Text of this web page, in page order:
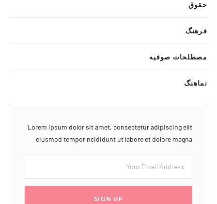
حقوق
فرهنگ
مصطلحات صوفیه
نماهنگ
Lorem ipsum dolor sit amet, consectetur adipiscing elit
eiusmod tempor ncididunt ut labore et dolore magna
SIGN UP